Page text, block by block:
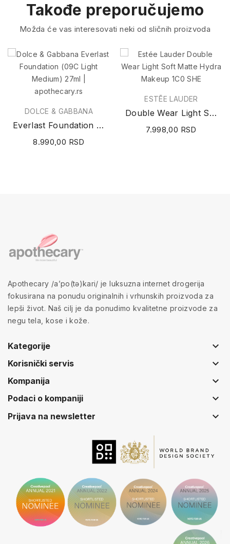
Takođe preporučujemo
Možda će vas interesovati neki od sličnih proizvoda
DOLCE & GABBANA
Everlast Foundation (09C Light Medium) 27ml
8.990,00 RSD
ESTĒE LAUDER
Double Wear Light Soft Matte Hydra Makeup 1C0 SHE
7.998,00 RSD
Apothecary /a’po(tə)kari/ je luksuzna internet drogerija
fokusirana na ponudu originalnih i vrhunskih proizvoda za
lepši život. Naš cilj je da ponudimo kvalitetne proizvode za
negu tela, kose i kože.
Kategorije keyboard_arrow_down
Korisnički servis keyboard_arrow_down
Kompanija keyboard_arrow_down
Podaci o kompaniji keyboard_arrow_down
Prijava na newsletter keyboard_arrow_down